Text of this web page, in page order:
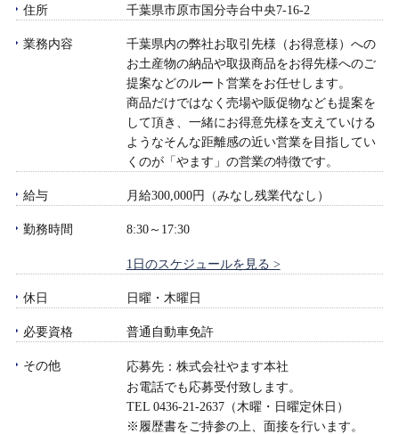
住所 千葉県市原市国分寺台中央7-16-2
業務内容
千葉県内の弊社お取引先様（お得意様）への
お土産物の納品や取扱商品をお得先様へのご
提案などのルート営業をお任せします。
商品だけではなく売場や販促物なども提案を
して頂き、一緒にお得意先様を支えていける
ようなそんな距離感の近い営業を目指してい
くのが「やます」の営業の特徴です。
給与 月給300,000円（みなし残業代なし）
勤務時間 8:30～17:30
1日のスケジュールを見る >
休日 日曜・木曜日
必要資格 普通自動車免許
その他
応募先：株式会社やます本社
お電話でも応募受付致します。
TEL 0436-21-2637（木曜・日曜定休日）
※履歴書をご持参の上、面接を行います。